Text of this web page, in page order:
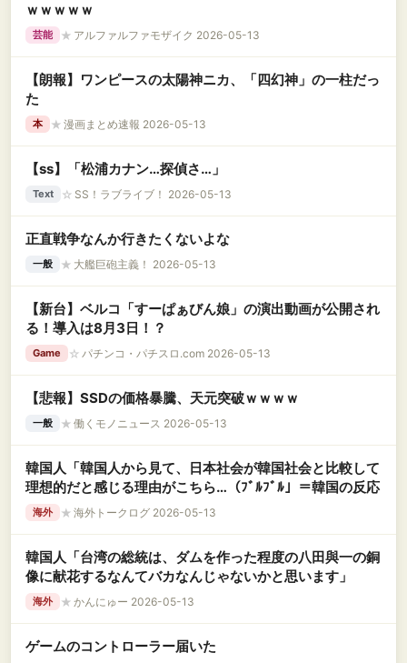
ｗｗｗｗｗ
芸能 ★ アルファルファモザイク 2026-05-13
【朗報】ワンピースの太陽神ニカ、「四幻神」の一柱だっ
た
本 ★ 漫画まとめ速報 2026-05-13
【ss】「松浦カナン…探偵さ…」
Text ☆ SS！ラブライブ！ 2026-05-13
正直戦争なんか行きたくないよな
一般 ★ 大艦巨砲主義！ 2026-05-13
【新台】ベルコ「すーぱぁびん娘」の演出動画が公開され
る！導入は8月3日！？
Game ☆ パチンコ・パチスロ.com 2026-05-13
【悲報】SSDの価格暴騰、天元突破ｗｗｗｗ
一般 ★ 働くモノニュース 2026-05-13
韓国人「韓国人から見て、日本社会が韓国社会と比較して
理想的だと感じる理由がこちら…（ﾌﾞﾙﾌﾞﾙ」＝韓国の反応
海外 ★ 海外トークログ 2026-05-13
韓国人「台湾の総統は、ダムを作った程度の八田與一の銅
像に献花するなんてバカなんじゃないかと思います」
海外 ★ かんにゅー 2026-05-13
ゲームのコントローラー届いた